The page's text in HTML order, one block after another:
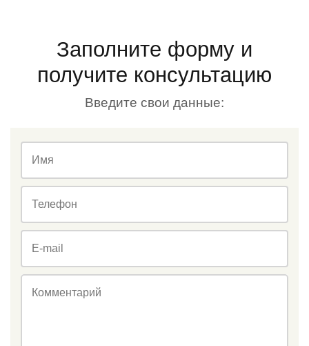
Заполните форму и
получите консультацию
Введите свои данные:
Имя
Телефон
E-mail
Комментарий